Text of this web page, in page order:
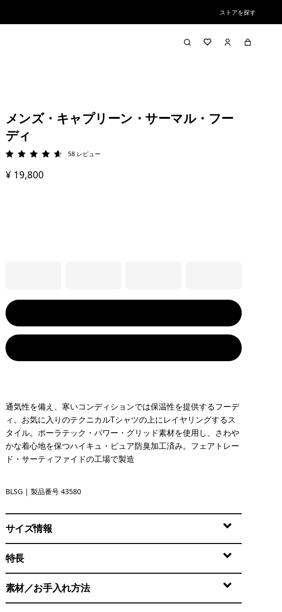
ストアを探す
メンズ・キャプリーン・サーマル・フー
ディ
評価: 4.6 / 5
58 レビュー
¥ 19,800
通気性を備え、寒いコンディションでは保温性を提供するフーデ
ィ。お気に入りのテクニカルTシャツの上にレイヤリングするス
タイル。ポーラテック・パワー・グリッド素材を使用し、さわや
かな着心地を保つハイキュ・ピュア防臭加工済み。フェアトレー
ド・サーティファイドの工場で製造
Blue Sage
BLSG | 製品番号 43580
サイズ情報
特長
素材／お手入れ方法